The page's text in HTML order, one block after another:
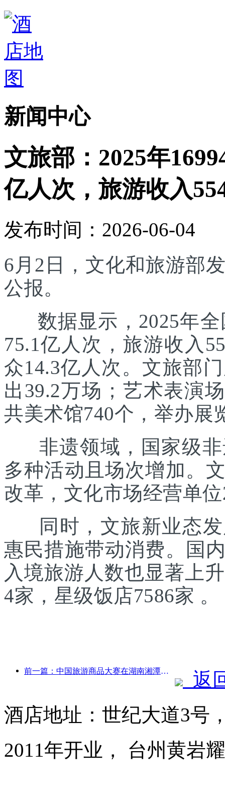
新闻中心
文旅部：2025年
亿人次，旅游收入
发布时间：2026-06-04
6月2日，文化和旅游部
公报。
数据显示，2025年全
75.1亿人次，旅游收入
众14.3亿人次。文旅部
出39.2万场；艺术表演
共美术馆740个，举办展
非遗领域，国家级非
多种活动且场次增加。
改革，文化市场经营单
同时，文旅新业态发
惠民措施带动消费。国
入境旅游人数也显著上
4家，星级饭店7586家 。
前一篇：中国旅游商品大赛在湖南湘潭成功举办
返
酒店地址：世纪大道3号
2011年开业， 台州黄